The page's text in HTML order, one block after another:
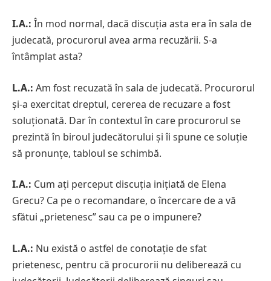
I.A.: În mod normal, dacă discuția asta era în sala de
judecată, procurorul avea arma recuzării. S-a
întâmplat asta?
L.A.: Am fost recuzată în sala de judecată. Procurorul
și-a exercitat dreptul, cererea de recuzare a fost
soluționată. Dar în contextul în care procurorul se
prezintă în biroul judecătorului și îi spune ce soluție
să pronunțe, tabloul se schimbă.
I.A.: Cum ați perceput discuția inițiată de Elena
Grecu? Ca pe o recomandare, o încercare de a vă
sfătui „prietenesc” sau ca pe o impunere?
L.A.: Nu există o astfel de conotație de sfat
prietenesc, pentru că procurorii nu deliberează cu